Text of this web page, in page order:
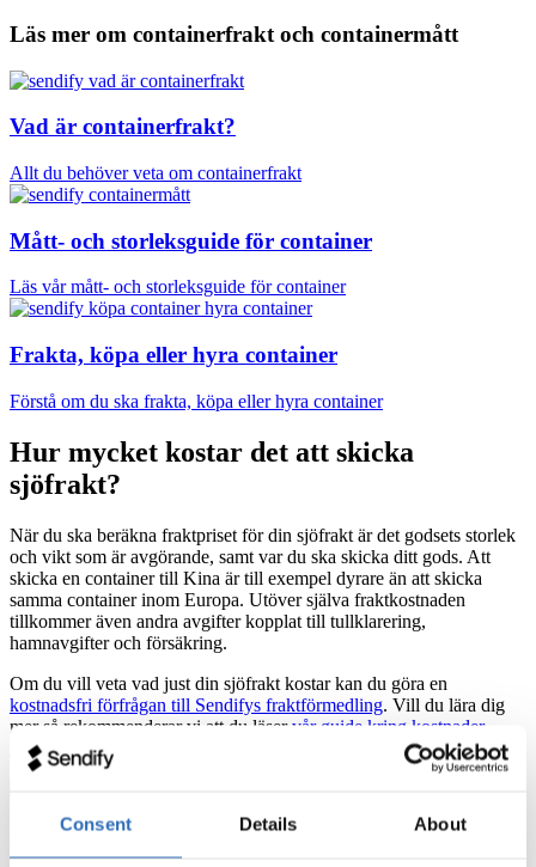
Consent Details About
Läs mer om containerfrakt och containermått
Vad är containerfrakt?
Allt du behöver veta om containerfrakt
Mått- och storleksguide för container
Läs vår mått- och storleksguide för container
Frakta, köpa eller hyra container
Förstå om du ska frakta, köpa eller hyra container
Hur mycket kostar det att skicka
sjöfrakt?
När du ska beräkna fraktpriset för din sjöfrakt är det godsets storlek
och vikt som är avgörande, samt var du ska skicka ditt gods. Att
skicka en container till Kina är till exempel dyrare än att skicka
samma container inom Europa. Utöver själva fraktkostnaden
tillkommer även andra avgifter kopplat till tullklarering,
hamnavgifter och försäkring.
Om du vill veta vad just din sjöfrakt kostar kan du göra en
kostnadsfri förfrågan till Sendifys fraktförmedling. Vill du lära dig
mer så rekommenderar vi att du läservår guide kring kostnader
kopplade till sjöfrakt
Sätt ditt gods i rörelse med Sendifys